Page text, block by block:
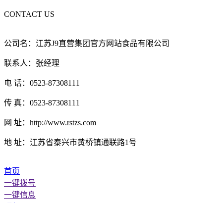
CONTACT US
公司名：江苏J9直营集团官方网站食品有限公司
联系人：张经理
电 话：0523-87308111
传 真：0523-87308111
网 址：http://www.rstzs.com
地 址：江苏省泰兴市黄桥镇通联路1号
首页
一键拨号
一键信息